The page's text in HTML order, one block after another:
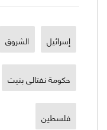
إسرائيل الشروق
حكومة نفتالى بنيت
فلسطين